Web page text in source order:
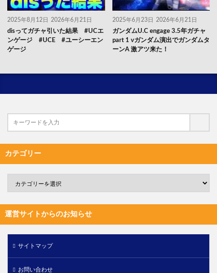
2025年8月12日 2026年6月21日
disってガチャ引いた結果 #UCエ
ンゲージ #UCE #ユーシーエン
ゲージ
2025年6月23日 2026年6月21日
ガンダムU.C engage 3.5年ガチャ
part 1 νガンダム演出でガンダムタ
ーンA 激アツ来た！
カテゴリー
運営サイトからのお知らせ
サイトマップ
お問い合わせ